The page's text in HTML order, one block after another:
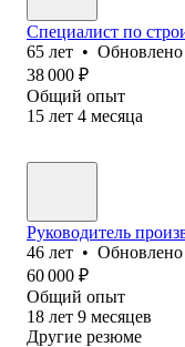
Специалист по
65 лет • Обновлено
38 000 ₽
Общий опыт
15 лет 4 месяца
Руководитель
46 лет • Обновлено
60 000 ₽
Общий опыт
18 лет 9 месяцев
Другие резюме